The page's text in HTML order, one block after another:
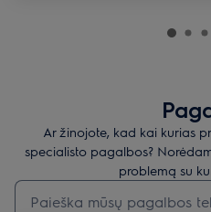
Ar žinojote, kad kai kurias
specialisto pagalbos?
problemą su
Įveskite tekstą, jei norite ieškoti